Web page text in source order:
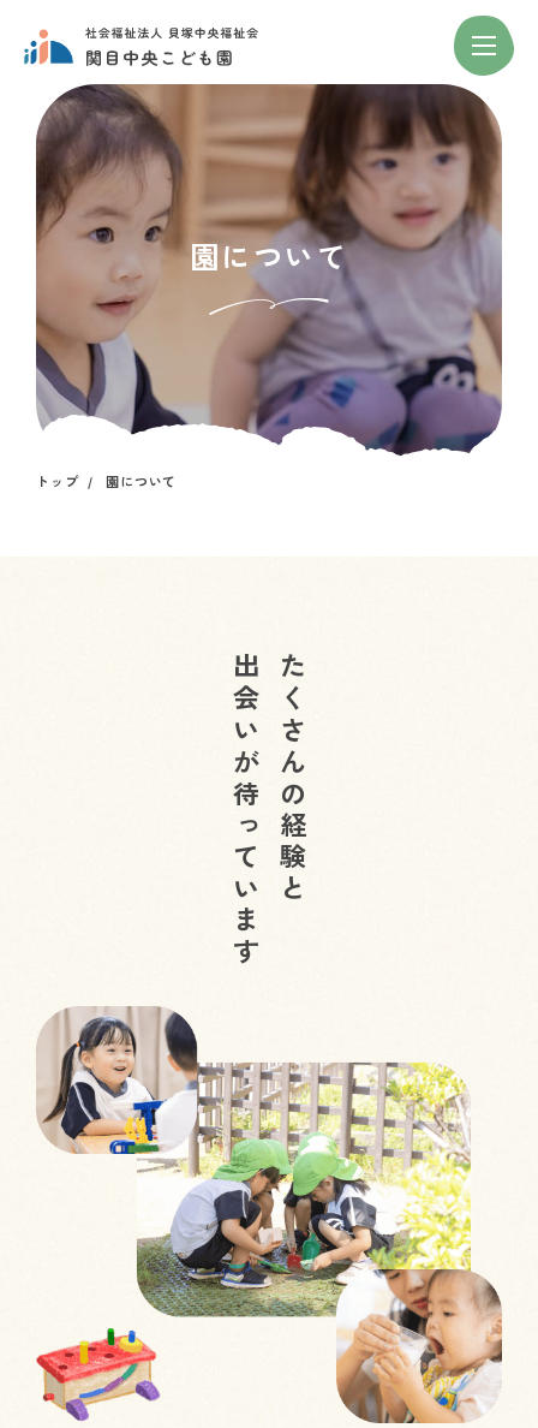
園について
トップ 園について
たくさんの経験と
出会いが待っています